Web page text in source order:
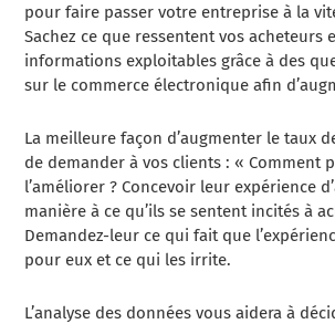
pour faire passer votre entreprise à la
Sachez ce que ressentent vos acheteurs
informations exploitables grâce à des
sur le commerce électronique afin
La meilleure façon d’augmenter le taux
de demander à vos clients : « Comment
l’améliorer ? Concevoir leur expérience
manière à ce qu’ils se sentent incités à
Demandez-leur ce qui fait que
pour eux et ce qui les irrite.
L’analyse des données vous aidera à